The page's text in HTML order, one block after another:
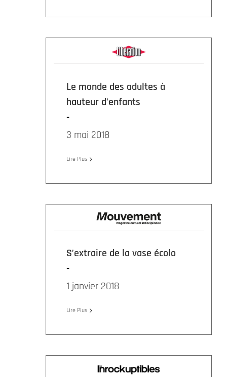
Le monde des adultes à
hauteur d’enfants
3 mai 2018
Lire Plus
S’extraire de la vase écolo
1 janvier 2018
Lire Plus